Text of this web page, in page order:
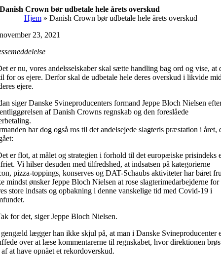
Danish Crown bør udbetale hele årets overskud
Hjem» Danish Crown bør udbetale hele årets overskud
november 23, 2021
er nu, vores andelsselskaber skal sætte handling bag ord og vise, at
for os ejere. Derfor skal de udbetale hele deres overskud i likvide
ejere.
siger Danske Svineproducenters formand Jeppe Bloch Nielsen
af Danish Crowns regnskab og den foreslåede
har dog også ros til det andelsejede slagteris præstation i året,
er flot, at målet og strategien i forhold til det europæiske prisindeks
Vi hilser desuden med tilfredshed, at indsatsen på kategorierne
pizza-toppings, konserves og DAT-Schaubs aktiviteter har båret
mindst ønsker Jeppe Bloch Nielsen at rose slagterimedarbejderne for
store indsats og opbakning i denne vanskelige tid med Covid-19 i
for det, siger Jeppe Bloch Nielsen.
lægger han ikke skjul på, at man i Danske Svineproducenter
over at læse kommentarerne til regnskabet, hvor direktionen
at have opnået et rekordoverskud.